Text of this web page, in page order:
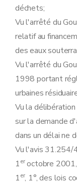
Sous-
Art.
Art.
Art.
Art.
Art.
Art.
Art.
Art.
Art.
Art.
Art.
Art.
Art.
Art.
Art.
Art.
déchets;
Vu l'arrêté du
relatif au
des eaux
Vu l'arrêté du
1998 portant
urbaines
Vu la
sur la demande
dans un délai ne
Vu l'avis 31.254/
1eroctobre 2001,
1er, 1°, des lois